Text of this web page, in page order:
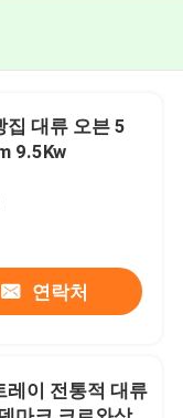
집 대류 오븐 5
9.5Kw
연락처
레이 전통적 대류